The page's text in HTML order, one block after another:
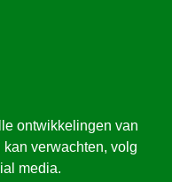
ontwikkelingen van
verwachten, volg
media.